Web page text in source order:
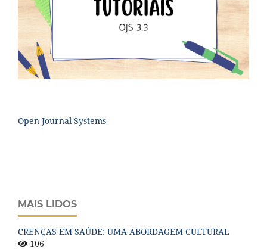
Open Journal Systems
MAIS LIDOS
CRENÇAS EM SAÚDE: UMA ABORDAGEM CULTURAL
106